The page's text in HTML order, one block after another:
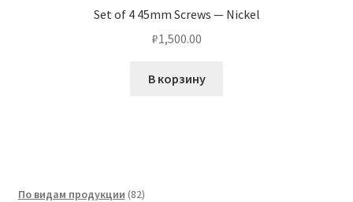
Set of 4 45mm Screws — Nickel
₽1,500.00
В корзину
По видам продукции 8282